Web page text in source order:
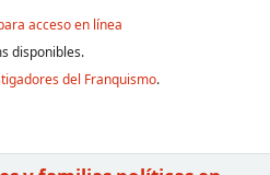
acceso en línea
disponibles.
del Franquismo.